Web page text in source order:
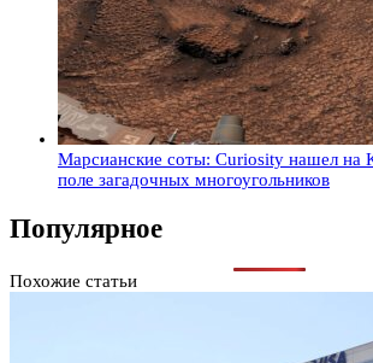
Марсианские соты: Curiosity нашел на
поле загадочных многоугольников
Популярное
Похожие статьи